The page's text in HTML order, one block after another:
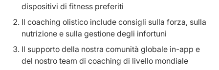
dispositivi di fitness preferiti
Il coaching olistico include consigli sulla forza, sulla
nutrizione e sulla gestione degli infortuni
Il supporto della nostra comunità globale in-app e
del nostro team di coaching di livello mondiale